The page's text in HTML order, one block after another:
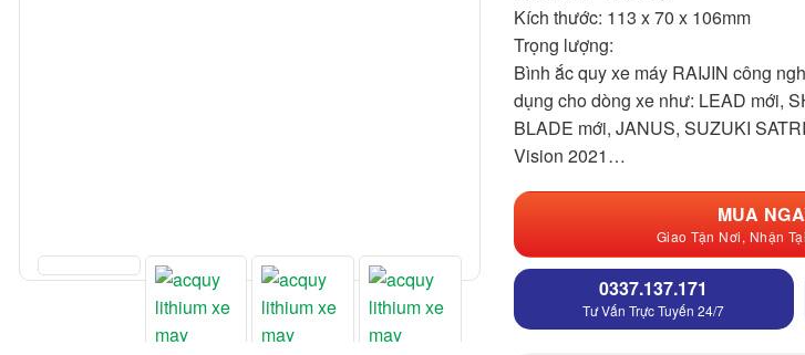
Kích thước: 113 x 70 x 106mm
Trọng lượng:
Bình ắc quy xe máy RAIJIN công
dụng cho dòng xe như: LEAD mới,
BLADE mới, JANUS, SUZUKI
Vision 2021…
MUA
Giao Tận Nơi, Nhận
0337.137.171
Tư Vấn Trực Tuyến 24/7